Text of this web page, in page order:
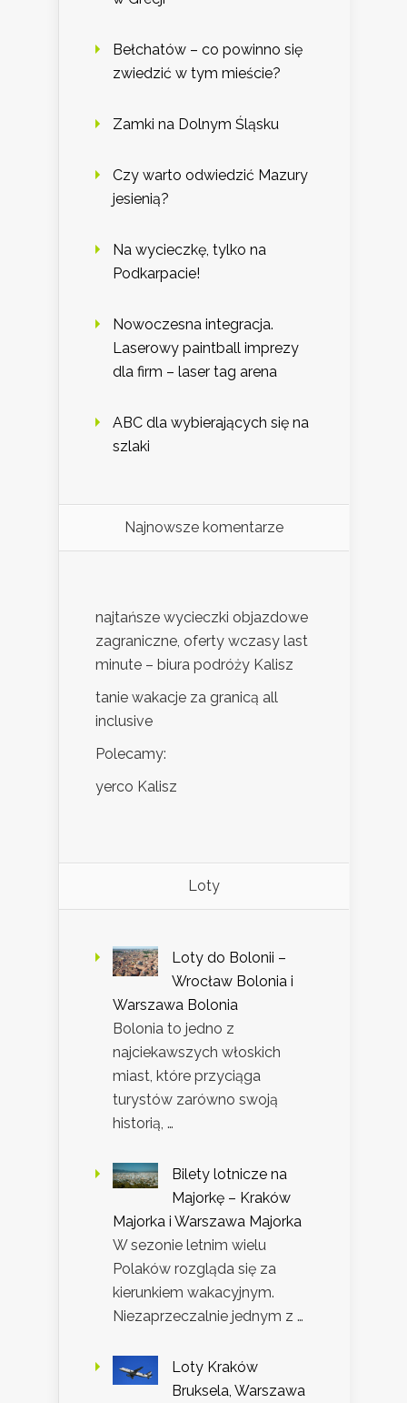
Bełchatów – co powinno się
zwiedzić w tym mieście?
Zamki na Dolnym Śląsku
Czy warto odwiedzić Mazury
jesienią?
Na wycieczkę, tylko na
Podkarpacie!
Nowoczesna integracja.
Laserowy paintball imprezy
dla firm – laser tag arena
ABC dla wybierających się na
szlaki
Najnowsze komentarze
najtańsze wycieczki objazdowe
zagraniczne, oferty wczasy last
minute – biura podróży Kalisz
tanie wakacje za granicą all
inclusive
Polecamy:
yerco Kalisz
Loty
Loty do Bolonii –
Wrocław Bolonia i
Warszawa Bolonia
Bolonia to jedno z
najciekawszych włoskich
miast, które przyciąga
turystów zarówno swoją
historią, …
Bilety lotnicze na
Majorkę – Kraków
Majorka i Warszawa Majorka
W sezonie letnim wielu
Polaków rozgląda się za
kierunkiem wakacyjnym.
Niezaprzeczalnie jednym z …
Loty Kraków
Bruksela, Warszawa